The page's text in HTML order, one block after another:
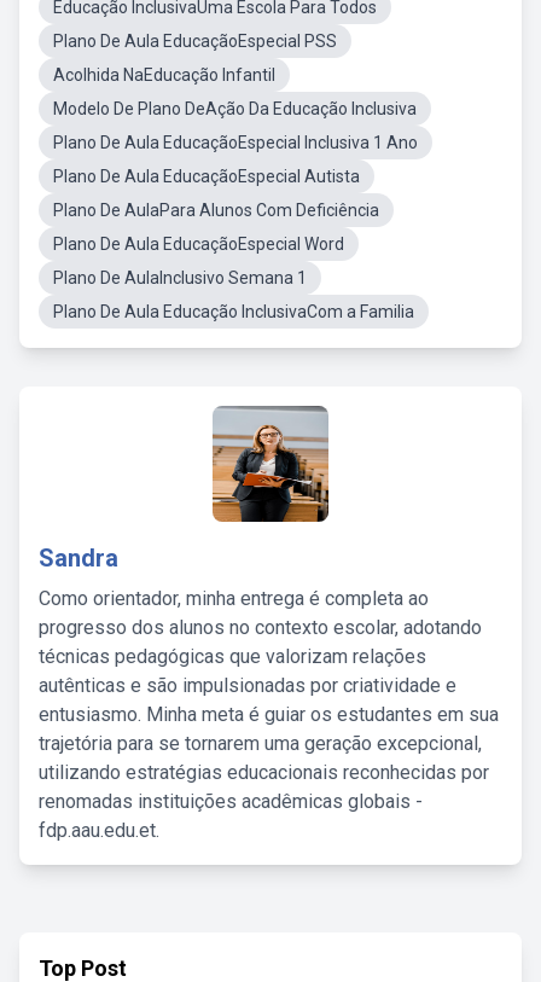
Educação InclusivaUma Escola Para Todos
Plano De Aula EducaçãoEspecial PSS
Acolhida NaEducação Infantil
Modelo De Plano DeAção Da Educação Inclusiva
Plano De Aula EducaçãoEspecial Inclusiva 1 Ano
Plano De Aula EducaçãoEspecial Autista
Plano De AulaPara Alunos Com Deficiência
Plano De Aula EducaçãoEspecial Word
Plano De AulaInclusivo Semana 1
Plano De Aula Educação InclusivaCom a Familia
Sandra
Como orientador, minha entrega é completa ao
progresso dos alunos no contexto escolar, adotando
técnicas pedagógicas que valorizam relações
autênticas e são impulsionadas por criatividade e
entusiasmo. Minha meta é guiar os estudantes em sua
trajetória para se tornarem uma geração excepcional,
utilizando estratégias educacionais reconhecidas por
renomadas instituições acadêmicas globais -
fdp.aau.edu.et.
Top Post